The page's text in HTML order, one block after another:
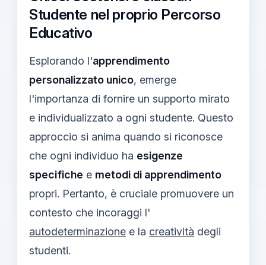
Studente nel proprio Percorso
Educativo
Esplorando l'apprendimento
personalizzato unico, emerge
l'importanza di fornire un supporto mirato
e individualizzato a ogni studente. Questo
approccio si anima quando si riconosce
che ogni individuo ha esigenze
specifiche e metodi di apprendimento
propri. Pertanto, è cruciale promuovere un
contesto che incoraggi l'
autodeterminazione e la creatività degli
studenti.